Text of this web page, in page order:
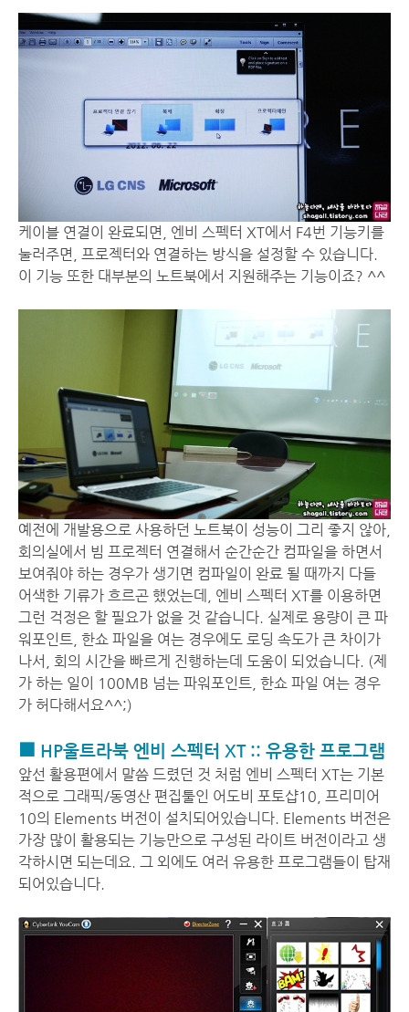
케이블 연결이 완료되면, 엔비 스펙터 XT에서 F4번 기능키를
눌러주면, 프로젝터와 연결하는 방식을 설정할 수 있습니다.
이 기능 또한 대부분의 노트북에서 지원해주는 기능이죠? ^^
예전에 개발용으로 사용하던 노트북이 성능이 그리 좋지 않아,
회의실에서 빔 프로젝터 연결해서 순간순간 컴파일을 하면서
보여줘야 하는 경우가 생기면 컴파일이 완료 될 때까지 다들
어색한 기류가 흐르곤 했었는데, 엔비 스펙터 XT를 이용하면
그런 걱정은 할 필요가 없을 것 같습니다. 실제로 용량이 큰 파
워포인트, 한쇼 파일을 여는 경우에도 로딩 속도가 큰 차이가
나서, 회의 시간을 빠르게 진행하는데 도움이 되었습니다. (제
가 하는 일이 100MB 넘는 파워포인트, 한쇼 파일 여는 경우
가 허다해서요^^;)
■ HP울트라북 엔비 스펙터 XT :: 유용한 프로그램
앞선 활용편에서 말씀 드렸던 것 처럼 엔비 스펙터 XT는 기본
적으로 그래픽/동영산 편집툴인 어도비 포토샵10, 프리미어
10의 Elements 버전이 설치되어있습니다. Elements 버전은
가장 많이 활용되는 기능만으로 구성된 라이트 버전이라고 생
각하시면 되는데요. 그 외에도 여러 유용한 프로그램들이 탑재
되어있습니다.